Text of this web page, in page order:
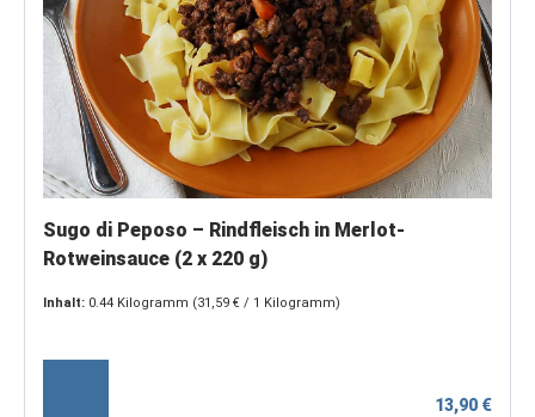
Sugo di Peposo – Rindfleisch in Merlot-
Rotweinsauce (2 x 220 g)
Inhalt: 0.44 Kilogramm (31,59 € / 1 Kilogramm)
13,90 €